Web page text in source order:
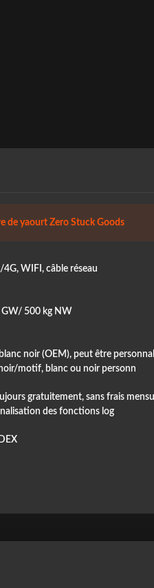
de yaourt Zero Stuck Goods
WIFI, câble réseau
GW/ 500 kg NW
noir (OEM), peut être
motif, blanc ou noir personn
gratuitement, sans frais
des fonctions log